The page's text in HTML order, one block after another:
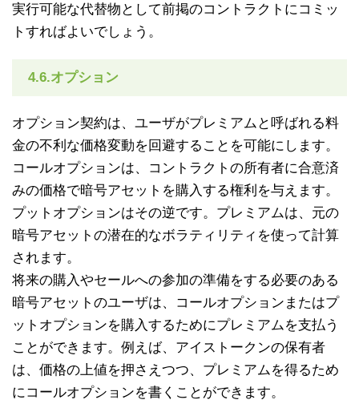
実行可能な代替物として前掲のコントラクトにコミッ
トすればよいでしょう。
4.6.オプション
オプション契約は、ユーザがプレミアムと呼ばれる料
金の不利な価格変動を回避することを可能にします。
コールオプションは、コントラクトの所有者に合意済
みの価格で暗号アセットを購入する権利を与えます。
プットオプションはその逆です。プレミアムは、元の
暗号アセットの潜在的なボラティリティを使って計算
されます。
将来の購入やセールへの参加の準備をする必要のある
暗号アセットのユーザは、コールオプションまたはプ
ットオプションを購入するためにプレミアムを支払う
ことができます。例えば、アイストークンの保有者
は、価格の上値を押さえつつ、プレミアムを得るため
にコールオプションを書くことができます。